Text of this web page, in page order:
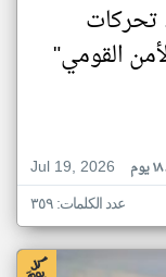
تحركات
القومي"
Jul 19, 2026
عدد الكلمات: ٣٥٩